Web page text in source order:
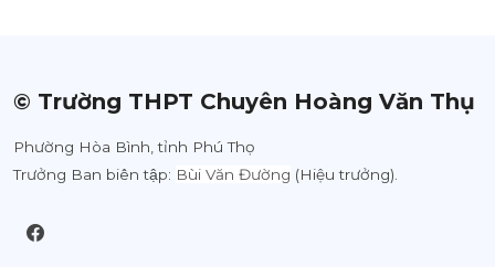
Mục mới tạo
© Trường THPT Chuyên Hoàng Văn Thụ
Phường Hòa Bình, tỉnh Phú Thọ
Trưởng Ban biên tập: Bùi Văn Đường (Hiệu trưởng).